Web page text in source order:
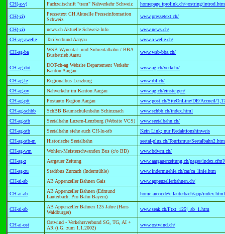
CH(-z-v)
Fachzeitschrift "tram" Nahverkehr Schweiz homepage.iprolink.ch/~ostring/
CH(-zi)
Pressetext CH Aktuelle Presseinformation
Schweiz
www.pressetext.ch/
CH(-zi) news.ch Aktuelle Schweiz-Info
www.news.ch/
CH-ag-awelle
Tarifverbund Aargau www.a-welle.ch/
CH-ag-ba
WSB Wynental- und Suhrentalbahn / BBA
Busbetrieb Aarau
www.wsb-bba.ch/
CH-ag-dot
DOT-ch-ag Website Departement Verkehr
Kanton Aargau
www.ag.ch/verkehr/
CH-ag-le Regionalbus Lenzburg
www.rbl.ch/
CH-ag-ov
Nahverkehr im Kanton Aargau
www.ag.ch/einsteigen/
CH-ag-ptt
Postauto Region Aargau
www.post.ch/SiteOnLine/DE/Accueil/
CH-ag-schbb
SchBB Baumschulenbahn Schinznach
www.schbb.ch/index.html
CH-ag-stb
Seetalbahn Luzern-Lenzburg (Website VCS)
www.seetalbahn.ch/
CH-ag-stb
Seetalbahn siehe auch CH-lu-stb
Kein Link; nur Redaktionshinweis
CH-ag-stb-m
Historische Seetalbahn
seetal-plus.ch/Tourismus/
CH-ag-wm
Wohlen-Meisterschwanden Bus (c/o BD)
www.bdwm.ch/
CH-ag-z
Aargauer Zeitung
www.aargauerzeitung.ch/pages/
CH-ag-zu
Stadtbus Zurzach (Indermühle)
www.indermuehle.ch/car/ca_linie.htm
CH-ai-ab
AB Appenzeller Bahnen Gais www.appenzellerbahnen.ch/
CH-ai-ab
AB Appenzeller Bahnen (Edmund
Lauterbach; Pro Bahn Bayern)
home.arcor.de/e.lauterbach/app/
CH-ai-ab
AB Appenzeller Bahnen 125 Jahre (Hans
Waldburger)
www.seak.ch/Ftxt_125j_ab_1.htm
CH-ai-ost
Ostwind - Verkehrsverbund SG, TG, AI +
AR (i.G. zum 1.1.2002)
www.ostwind.ch/